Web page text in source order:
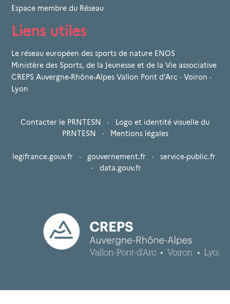
Espace membre du Réseau
Liens utiles
Le réseau européen des sports de nature ENOS
Ministère des Sports, de la Jeunesse et de la Vie associative
CREPS Auvergne-Rhône-Alpes Vallon Pont d'Arc · Voiron ·
Lyon
Contacter le PRNTESN ·
Logo et identité visuelle du
PRNTESN
· Mentions légales
legifrance.gouv.fr · gouvernement.fr · service-public.fr
· data.gouv.fr